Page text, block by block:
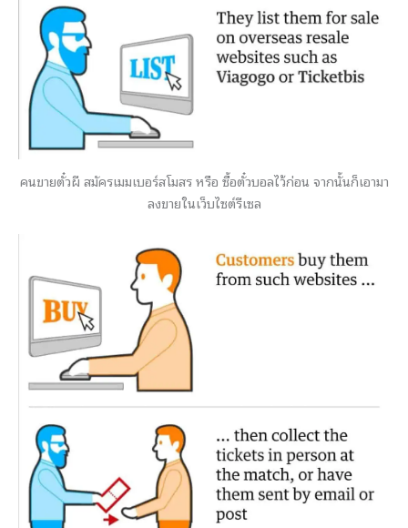
คนขายตั๋วผี สมัครเมมเบอร์สโมสร หรือ ซื้อตั๋วบอลไว้ก่อน จากนั้นก็เอามา
ลงขายในเว็บไซต์รีเซล